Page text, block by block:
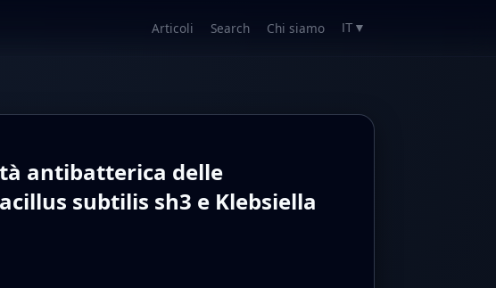
Articoli Search Chi siamo IT ▼
antibatterica delle
subtilis sh3 e Klebsiella